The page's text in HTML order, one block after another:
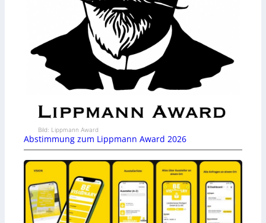
Bild: Lippmann Award
Abstimmung zum Lippmann Award 2026